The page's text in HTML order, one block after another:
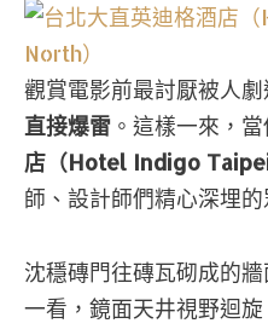
觀賞電影前最討厭被人劇
直接爆雷 。這樣一來，
店（Hotel Indigo Taipei
師、設計師們精心深埋的
沈穩磚門往磚瓦砌成的
一看，鏡面天井視野迴